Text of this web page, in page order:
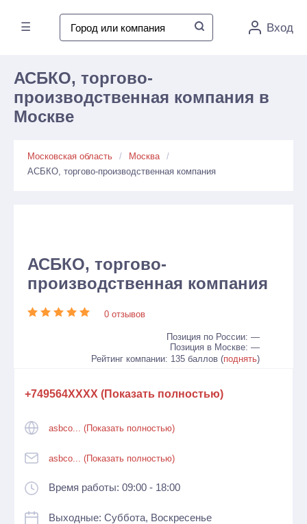
☰ Вход
АСБКО, торгово-
производственная компания в
Москве
Московская область
Москва
АСБКО, торгово-производственная компания
АСБКО, торгово-
производственная компания
0 отзывов
Позиция по России: —
Позиция в Москве: —
Рейтинг компании: 135 баллов (поднять)
+749564XXXX (Показать полностью)
asbco... (Показать полностью)
asbco... (Показать полностью)
Время работы: 09:00 - 18:00
Выходные: Суббота, Воскресенье